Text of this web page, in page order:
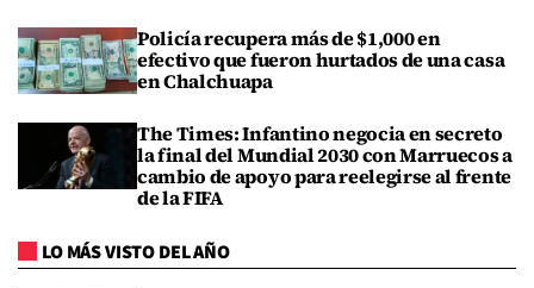
Policía recupera más de $1,000 en
efectivo que fueron hurtados de una casa
en Chalchuapa
The Times: Infantino negocia en secreto
la final del Mundial 2030 con Marruecos a
cambio de apoyo para reelegirse al frente
de la FIFA
LO MÁS VISTO DEL AÑO